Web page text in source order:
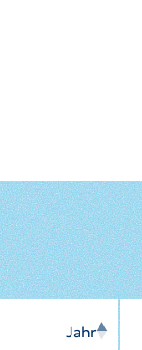
Jahr